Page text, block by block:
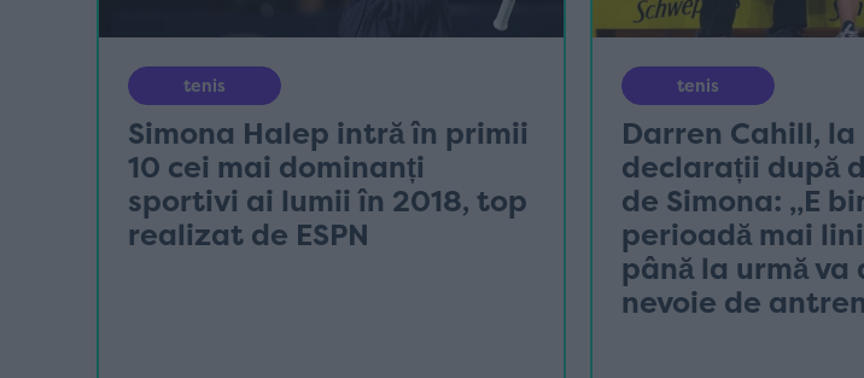
tenis
Simona Halep intră în primii
10 cei mai dominanți
sportivi ai lumii în 2018, top
realizat de ESPN
tenis
Darren Cahill,
declarații după
de Simona: „E
perioadă mai
până la urmă va
nevoie de